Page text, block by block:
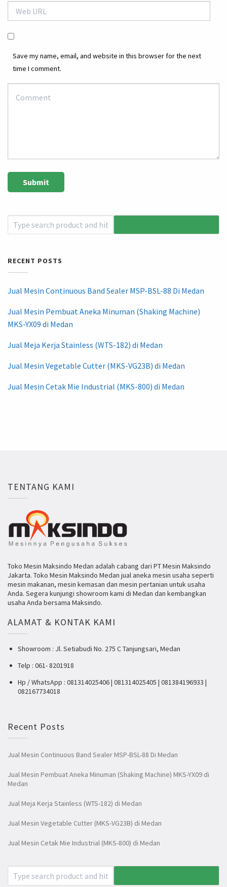
Save my name, email, and website in this browser for the next
time I comment.
RECENT POSTS
Jual Mesin Continuous Band Sealer MSP-BSL-88 Di Medan
Jual Mesin Pembuat Aneka Minuman (Shaking Machine)
MKS-YX09 di Medan
Jual Meja Kerja Stainless (WTS-182) di Medan
Jual Mesin Vegetable Cutter (MKS-VG23B) di Medan
Jual Mesin Cetak Mie Industrial (MKS-800) di Medan
TENTANG KAMI
Toko Mesin Maksindo Medan adalah cabang dari PT Mesin Maksindo
Jakarta. Toko Mesin Maksindo Medan jual aneka mesin usaha seperti
mesin makanan, mesin kemasan dan mesin pertanian untuk usaha
Anda. Segera kunjungi showroom kami di Medan dan kembangkan
usaha Anda bersama Maksindo.
ALAMAT & KONTAK KAMI
Showroom : Jl. Setiabudi No. 275 C Tanjungsari, Medan
Telp : 061- 8201918
Hp / WhatsApp : 081314025406 | 081314025405 | 081384196933 |
082167734018
Recent Posts
Jual Mesin Continuous Band Sealer MSP-BSL-88 Di Medan
Jual Mesin Pembuat Aneka Minuman (Shaking Machine) MKS-YX09 di
Medan
Jual Meja Kerja Stainless (WTS-182) di Medan
Jual Mesin Vegetable Cutter (MKS-VG23B) di Medan
Jual Mesin Cetak Mie Industrial (MKS-800) di Medan